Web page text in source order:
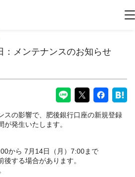
：メンテナンスのお知らせ
スの影響で、肥後銀行口座の新規登録
発生いたします。
から 7月14日（月）7:00まで
する場合があります。